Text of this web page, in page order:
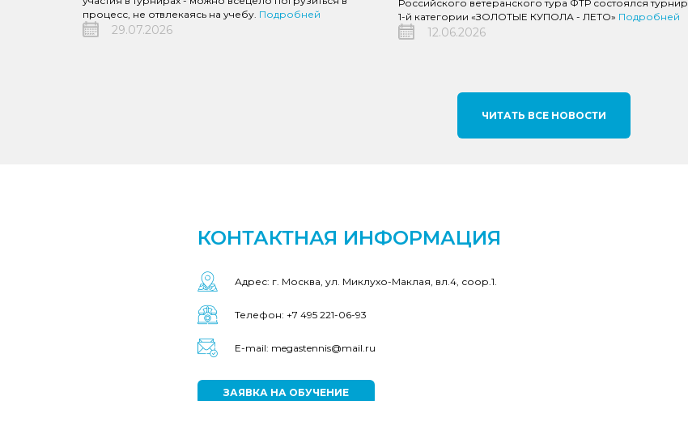
процесс, не отвлекаясь на учебу. Подробней
29.07.2026
Российского ветеранского тура ФТР состоялся турнир
1-й категории «ЗОЛОТЫЕ КУПОЛА - ЛЕТО» Подробней
12.06.2026
ЧИТАТЬ ВСЕ НОВОСТИ
КОНТАКТНАЯ ИНФОРМАЦИЯ
Адрес: г. Москва, ул. Миклухо-Маклая, вл.4, соор.1.
Телефон: +7 495 221-06-93
E-mail: megastennis@mail.ru
ЗАЯВКА НА ОБУЧЕНИЕ